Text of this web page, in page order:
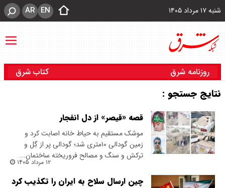
شنبه ۱۷ مرداد ۱۴۰۵ EN
AR
روزنامه شرق کتاب شرق
نتایج جستجو :
قصه «قیصر» از دل انفجار
موشک مستقیم به حیاط خانه اصابت کرد و
زمین گودالی ۱۰‌متری شد؛ گودالی پر از گِل و
ترکش و سنگ و مصالح فروریخته ساختمان.…
۱۲ مرداد ۱۴۰۵
چین ارسال سلاح به ایران را تکذیب کرد